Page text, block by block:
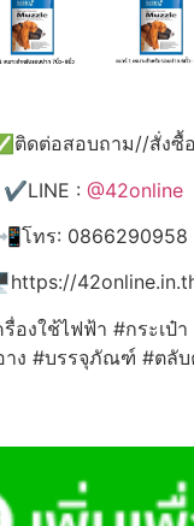
ติดต่อสอบถาม//สั่งซื้อ
✔️LINE : @42online
📲โทร: 0866290958
องใช้ไฟฟ้า #กระเป๋
าง #บรรจุภัณฑ์ #ตลับ